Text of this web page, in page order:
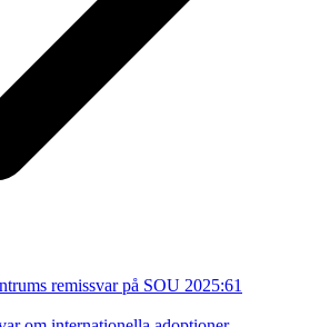
remissvar på SOU 2025:61